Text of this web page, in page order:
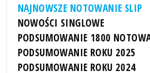
NAJNOWSZE NOTOWANIE SLIP
NOWOŚCI SINGLOWE
PODSUMOWANIE 1800
PODSUMOWANIE ROKU 2025
PODSUMOWANIE ROKU 2024